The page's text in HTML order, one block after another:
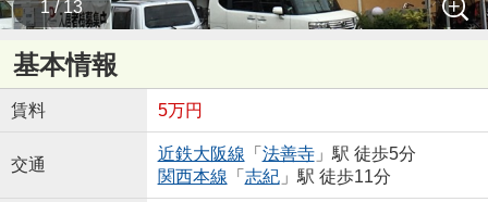
1 / 13
基本情報
賃料 5万円
交通
近鉄大阪線 「 法善寺」駅 徒歩5分
関西本線 「 志紀」駅 徒歩11分